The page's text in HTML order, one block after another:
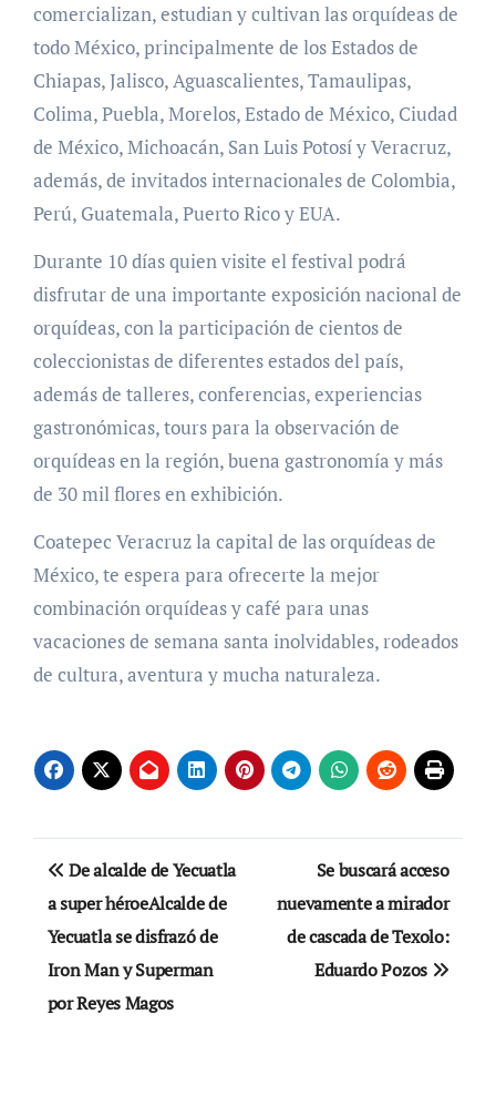
comercializan, estudian y cultivan las orquídeas de
todo México, principalmente de los Estados de
Chiapas, Jalisco, Aguascalientes, Tamaulipas,
Colima, Puebla, Morelos, Estado de México, Ciudad
de México, Michoacán, San Luis Potosí y Veracruz,
además, de invitados internacionales de Colombia,
Perú, Guatemala, Puerto Rico y EUA.
Durante 10 días quien visite el festival podrá
disfrutar de una importante exposición nacional de
orquídeas, con la participación de cientos de
coleccionistas de diferentes estados del país,
además de talleres, conferencias, experiencias
gastronómicas, tours para la observación de
orquídeas en la región, buena gastronomía y más
de 30 mil flores en exhibición.
Coatepec Veracruz la capital de las orquídeas de
México, te espera para ofrecerte la mejor
combinación orquídeas y café para unas
vacaciones de semana santa inolvidables, rodeados
de cultura, aventura y mucha naturaleza.
Navegación
de
entradas
De alcalde de Yecuatla
a super héroeAlcalde de
Yecuatla se disfrazó de
Iron Man y Superman
por Reyes Magos
Se buscará acceso
nuevamente a mirador
de cascada de Texolo:
Eduardo Pozos